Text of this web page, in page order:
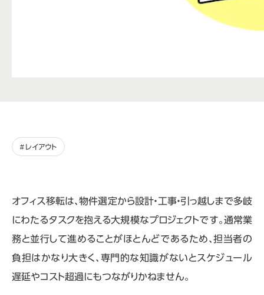
レイアウト
オフィス移転は、物件選定から設計・工事・引っ越しまで多岐
にわたるタスクを抱える大規模なプロジェクトです。通常業
務と並行して進めることがほとんどであるため、担当者の
負担はかなり大きく、専門的な知識がないとスケジュール
遅延やコスト超過にもつながりかねません。